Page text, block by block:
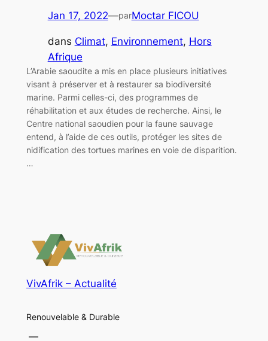
Jan 17, 2022—parMoctar FICOU
dans Climat, Environnement, Hors
Afrique
L’Arabie saoudite a mis en place plusieurs initiatives
visant à préserver et à restaurer sa biodiversité
marine. Parmi celles-ci, des programmes de
réhabilitation et aux études de recherche. Ainsi, le
Centre national saoudien pour la faune sauvage
entend, à l’aide de ces outils, protéger les sites de
nidification des tortues marines en voie de disparition.
…
VivAfrik – Actualité
Renouvelable & Durable